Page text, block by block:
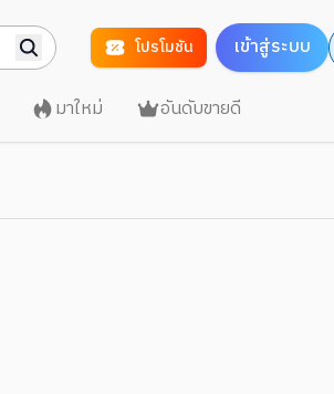
โปรโมชัน เข้าสู่ระบบ
มาใหม่ อันดับขายดี